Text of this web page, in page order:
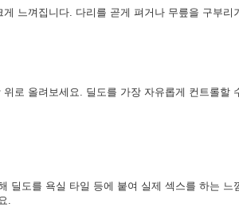
느껴집니다. 다리를 곧게 펴거나 무릎을 구부
로 올려보세요. 딜도를 가장 자유롭게 컨트롤
딜도를 욕실 타일 등에 붙여 실제 섹스를 하는
.